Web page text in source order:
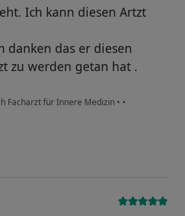
Ich kann diesen Artzt
danken das er diesen
zu werden getan hat .
Facharzt für Innere Medizin • •